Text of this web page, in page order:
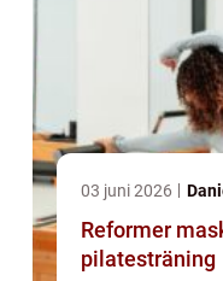
03 juni 2026
Reformer
pilatesträning